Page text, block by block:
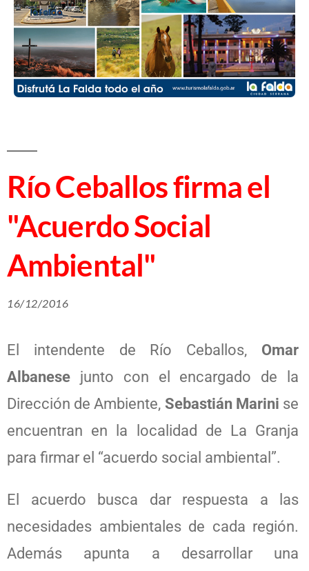
Río Ceballos firma el
"Acuerdo Social
Ambiental"
16/12/2016
El intendente de Río Ceballos, Omar
Albanese junto con el encargado de la
Dirección de Ambiente, Sebastián Marini se
encuentran en la localidad de La Granja
para firmar el “acuerdo social ambiental”.
El acuerdo busca dar respuesta a las
necesidades ambientales de cada región.
Además apunta a desarrollar una